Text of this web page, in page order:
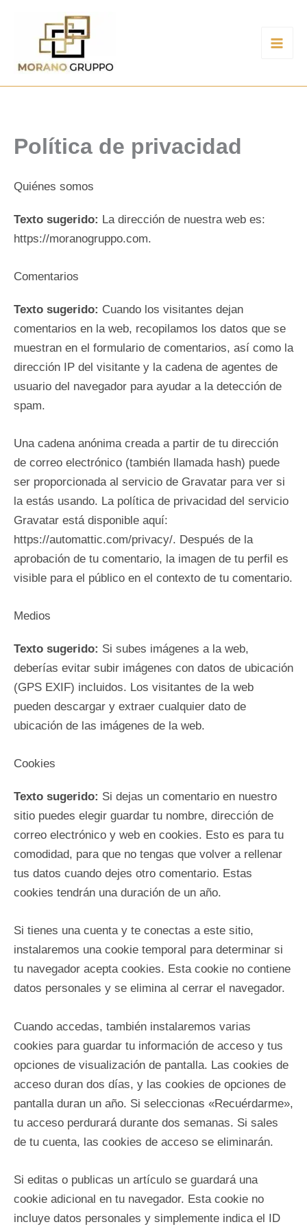
contenido
Política de privacidad
Quiénes somos
Texto sugerido: La dirección de nuestra web es:
https://moranogruppo.com.
Comentarios
Texto sugerido: Cuando los visitantes dejan
comentarios en la web, recopilamos los datos que se
muestran en el formulario de comentarios, así como la
dirección IP del visitante y la cadena de agentes de
usuario del navegador para ayudar a la detección de
spam.
Una cadena anónima creada a partir de tu dirección
de correo electrónico (también llamada hash) puede
ser proporcionada al servicio de Gravatar para ver si
la estás usando. La política de privacidad del servicio
Gravatar está disponible aquí:
https://automattic.com/privacy/. Después de la
aprobación de tu comentario, la imagen de tu perfil es
visible para el público en el contexto de tu comentario.
Medios
Texto sugerido: Si subes imágenes a la web,
deberías evitar subir imágenes con datos de ubicación
(GPS EXIF) incluidos. Los visitantes de la web
pueden descargar y extraer cualquier dato de
ubicación de las imágenes de la web.
Cookies
Texto sugerido: Si dejas un comentario en nuestro
sitio puedes elegir guardar tu nombre, dirección de
correo electrónico y web en cookies. Esto es para tu
comodidad, para que no tengas que volver a rellenar
tus datos cuando dejes otro comentario. Estas
cookies tendrán una duración de un año.
Si tienes una cuenta y te conectas a este sitio,
instalaremos una cookie temporal para determinar si
tu navegador acepta cookies. Esta cookie no contiene
datos personales y se elimina al cerrar el navegador.
Cuando accedas, también instalaremos varias
cookies para guardar tu información de acceso y tus
opciones de visualización de pantalla. Las cookies de
acceso duran dos días, y las cookies de opciones de
pantalla duran un año. Si seleccionas «Recuérdarme»,
tu acceso perdurará durante dos semanas. Si sales
de tu cuenta, las cookies de acceso se eliminarán.
Si editas o publicas un artículo se guardará una
cookie adicional en tu navegador. Esta cookie no
incluye datos personales y simplemente indica el ID